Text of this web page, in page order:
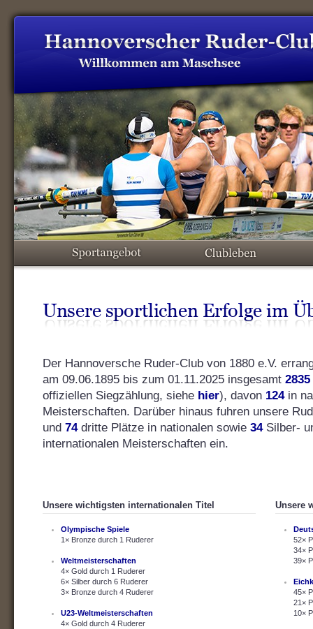
Der Hannoversche Ruder-Club von 1880 e.V.
am 09.06.1895 bis zum 01.11.2025 insgesamt 2835
offiziellen Siegzählung, siehe hier), davon 124in
Meisterschaften. Darüber hinaus fuhren unsere
und 74dritte Plätze in nationalen sowie 34Silber-
internationalen Meisterschaften ein.
Unsere wichtigsten internationalen Titel
Olympische Spiele
1× Bronze durch 1 Ruderer
Weltmeisterschaften
4× Gold durch 1 Ruderer
6× Silber durch 6 Ruderer
3× Bronze durch 4 Ruderer
U23-Weltmeisterschaften
4× Gold durch 4 Ruderer
Unsere
52×
34×
39×
45×
21×
10×